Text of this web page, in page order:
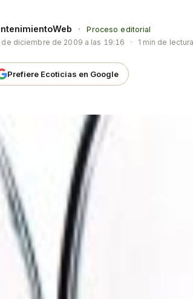
·
Proceso editorial
de diciembre de 2009 a las 19:16 · 1 min de
Prefiere Ecoticias en Google